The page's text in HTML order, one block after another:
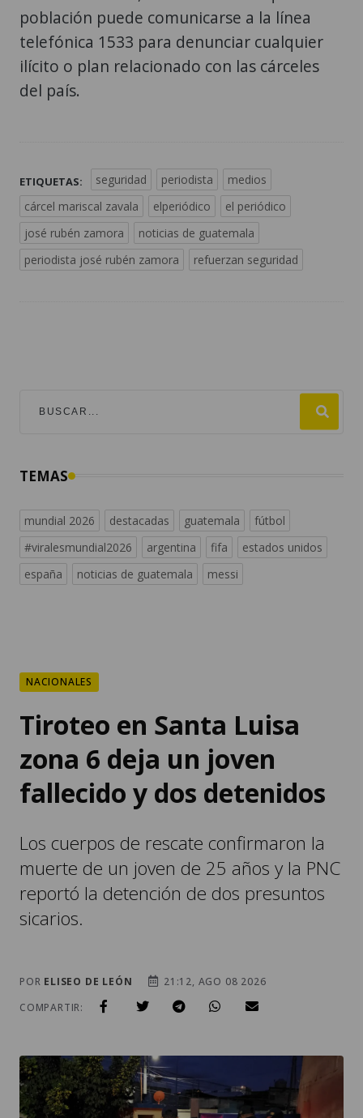
población puede comunicarse a la línea
telefónica 1533 para denunciar cualquier
ilícito o plan relacionado con las cárceles
del país.
ETIQUETAS: seguridad periodista
medios
cárcel mariscal zavala
elperiódico
el periódico
josé rubén zamora
noticias de guatemala
periodista josé rubén zamora
refuerzan seguridad
TEMAS
mundial 2026 destacadas guatemala
fútbol
#viralesmundial2026
argentina fifa
estados unidos
españa
noticias de guatemala messi
NACIONALES
Tiroteo en Santa Luisa
zona 6 deja un joven
fallecido y dos detenidos
Los cuerpos de rescate confirmaron la
muerte de un joven de 25 años y la PNC
reportó la detención de dos presuntos
sicarios.
POR ELISEO DE LEÓN
21:12, AGO 08 2026
COMPARTIR: